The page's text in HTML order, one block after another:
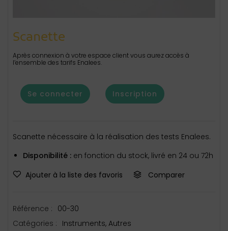
Scanette
Après connexion à votre espace client vous aurez accès à
l’ensemble des tarifs Enalees.
Se connecter Inscription
Scanette nécessaire à la réalisation des tests Enalees.
Disponibilité : en fonction du stock, livré en 24 ou 72h
Ajouter à la liste des favoris
Comparer
Référence : 00-30
Catégories : Instruments, Autres